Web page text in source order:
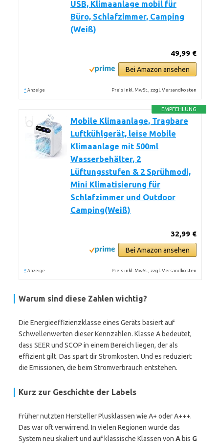
USB, Klimaanlage mobil für
Büro, Schlafzimmer, Camping
(Weiß)
49,99 €
Bei Amazon ansehen
* Anzeige Preis inkl. MwSt., zzgl. Versandkosten
EMPFEHLUNG
Mobile Klimaanlage, Tragbare
Luftkühlgerät, leise Mobile
Klimaanlage mit 500ml
Wasserbehälter, 2
Lüftungsstufen & 2 Sprühmodi,
Mini Klimatisierung für
Schlafzimmer und Outdoor
Camping(Weiß)
32,99 €
Bei Amazon ansehen
* Anzeige Preis inkl. MwSt., zzgl. Versandkosten
Warum sind diese Zahlen wichtig?
Die Energieeffizienzklasse eines Geräts basiert auf
Schwellenwerten dieser Kennzahlen. Klasse A bedeutet,
dass SEER und SCOP in einem Bereich liegen, der als
effizient gilt. Das spart dir Stromkosten. Und es reduziert
die Emissionen, die beim Stromverbrauch entstehen.
Kurz zur Geschichte der Labels
Früher nutzten Hersteller Plusklassen wie A+ oder A+++.
Das war oft verwirrend. In vielen Regionen wurde das
System neu skaliert und auf klassische Klassen von A bis G